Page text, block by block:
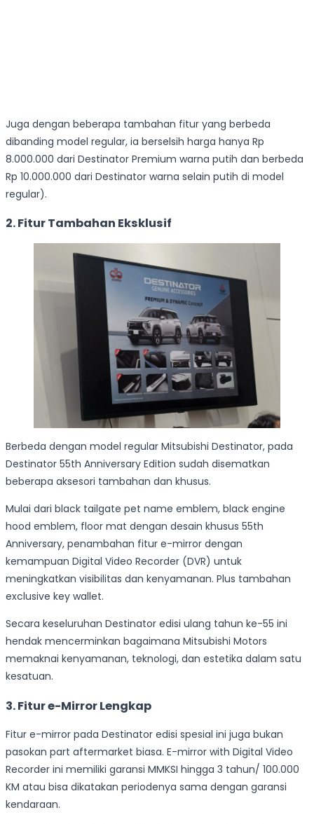
Juga dengan beberapa tambahan fitur yang berbeda
dibanding model regular, ia berselsih harga hanya Rp
8.000.000 dari Destinator Premium warna putih dan berbeda
Rp 10.000.000 dari Destinator warna selain putih di model
regular).
2. Fitur Tambahan Eksklusif
Berbeda dengan model regular Mitsubishi Destinator, pada
Destinator 55th Anniversary Edition sudah disematkan
beberapa aksesori tambahan dan khusus.
Mulai dari black tailgate pet name emblem, black engine
hood emblem, floor mat dengan desain khusus 55th
Anniversary, penambahan fitur e-mirror dengan
kemampuan Digital Video Recorder (DVR) untuk
meningkatkan visibilitas dan kenyamanan. Plus tambahan
exclusive key wallet.
Secara keseluruhan Destinator edisi ulang tahun ke-55 ini
hendak mencerminkan bagaimana Mitsubishi Motors
memaknai kenyamanan, teknologi, dan estetika dalam satu
kesatuan.
3. Fitur e-Mirror Lengkap
Fitur e-mirror pada Destinator edisi spesial ini juga bukan
pasokan part aftermarket biasa. E-mirror with Digital Video
Recorder ini memiliki garansi MMKSI hingga 3 tahun/ 100.000
KM atau bisa dikatakan periodenya sama dengan garansi
kendaraan.